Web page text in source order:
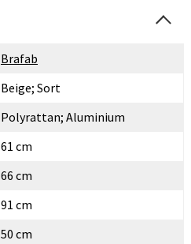
Brafab
Beige; Sort
Polyrattan; Aluminium
61 cm
66 cm
91 cm
50 cm